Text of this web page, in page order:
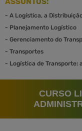
- A Logística, a
- Planejamento Logístico
- Gerenciamento do
- Transportes
- Logística de Transporte:
CURSO